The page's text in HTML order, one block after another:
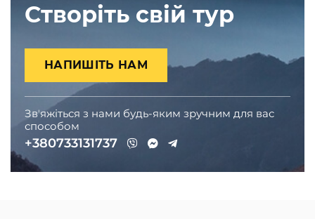
Створіть свій тур
НАПИШІТЬ НАМ
Звʼяжіться з нами будь-яким зручним для вас
способом
+380733131737